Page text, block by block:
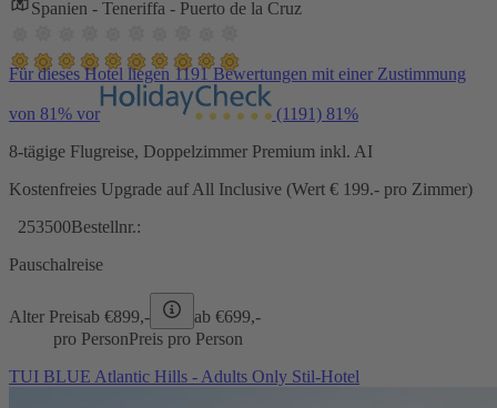
Spanien - Teneriffa - Puerto de la Cruz
Für dieses Hotel liegen 1191 Bewertungen mit einer Zustimmung
von 81% vor (1191) 81%
8-tägige Flugreise, Doppelzimmer Premium inkl. AI
Kostenfreies Upgrade auf All Inclusive (Wert € 199.- pro Zimmer)
253500Bestellnr.:
Pauschalreise
Alter Preisab €899,- ab €699,-
pro PersonPreis pro Person
TUI BLUE Atlantic Hills - Adults Only Stil-Hotel